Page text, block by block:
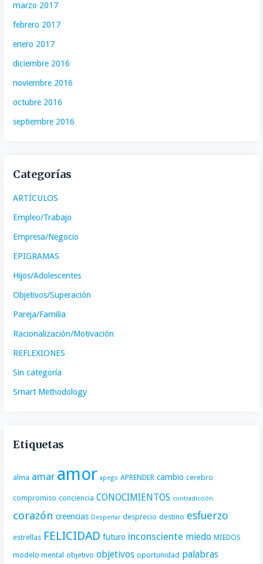
marzo 2017
febrero 2017
enero 2017
diciembre 2016
noviembre 2016
octubre 2016
septiembre 2016
Categorías
ARTÍCULOS
Empleo/Trabajo
Empresa/Negocio
EPIGRAMAS
Hijos/Adolescentes
Objetivos/Superación
Pareja/Familia
Racionalización/Motivación
REFLEXIONES
Sin categoría
Smart Methodology
Etiquetas
alma amar amor apego APRENDER cambio cerebro
compromiso conciencia CONOCIMIENTOS contradicción
corazón creencias Despertar desprecio destino esfuerzo
estrellas FELICIDAD futuro inconsciente miedo MIEDOS
modelo mental objetivo objetivos oportunidad palabras